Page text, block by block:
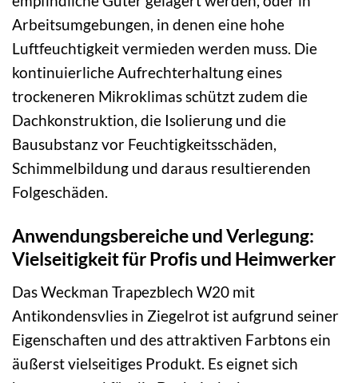
Arbeitsumgebungen, in denen eine hohe
Luftfeuchtigkeit vermieden werden muss. Die
kontinuierliche Aufrechterhaltung eines
trockeneren Mikroklimas schützt zudem die
Dachkonstruktion, die Isolierung und die
Bausubstanz vor Feuchtigkeitsschäden,
Schimmelbildung und daraus resultierenden
Folgeschäden.
Anwendungsbereiche und Verlegung:
Vielseitigkeit für Profis und Heimwerker
Das Weckman Trapezblech W20 mit
Antikondensvlies in Ziegelrot ist aufgrund seiner
Eigenschaften und des attraktiven Farbtons ein
äußerst vielseitiges Produkt. Es eignet sich